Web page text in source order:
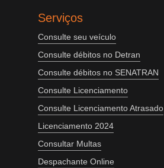
Serviços
Consulte seu veículo
Consulte débitos no Detran
Consulte débitos no SENATRAN
Consulte Licenciamento
Consulte Licenciamento Atrasado
Licenciamento 2024
Consultar Multas
Despachante Online